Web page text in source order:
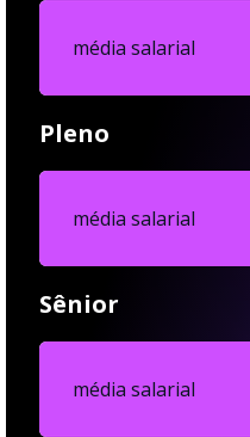
média salarial
Pleno
média salarial
Sênior
média salarial